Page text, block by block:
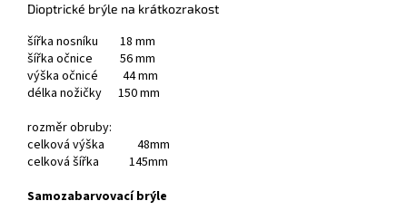
Dioptrické brýle na krátkozrakost
šířka nosníku 18 mm
šířka očnice 56 mm
výška očnicé 44 mm
délka nožičky 150 mm
rozměr obruby:
celková výška 48mm
celková šířka 145mm
Samozabarvovací brýle